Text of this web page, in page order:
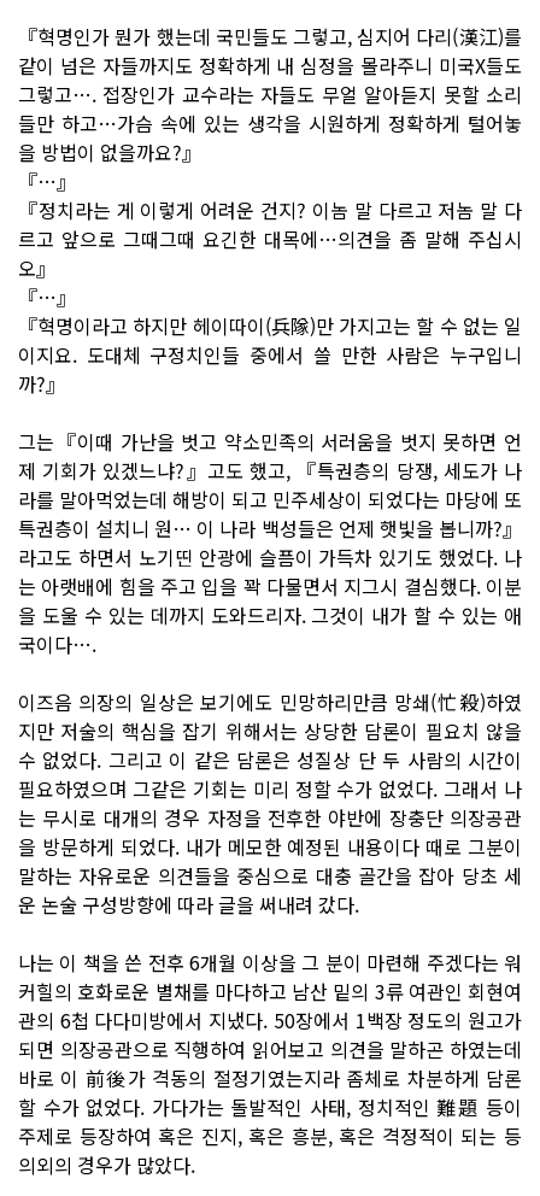
『혁명인가 뭔가 했는데 국민들도 그렇고, 심지어 다리(漢江)를
같이 넘은 자들까지도 정확하게 내 심정을 몰라주니 미국X들도
그렇고…. 접장인가 교수라는 자들도 무얼 알아듣지 못할 소리
들만 하고…가슴 속에 있는 생각을 시원하게 정확하게 털어놓
을 방법이 없을까요?』
『…』
『정치라는 게 이렇게 어려운 건지? 이놈 말 다르고 저놈 말 다
르고 앞으로 그때그때 요긴한 대목에…의견을 좀 말해 주십시
오』
『…』
『혁명이라고 하지만 헤이따이(兵隊)만 가지고는 할 수 없는 일
이지요. 도대체 구정치인들 중에서 쓸 만한 사람은 누구입니
까?』
그는『이때 가난을 벗고 약소민족의 서러움을 벗지 못하면 언
제 기회가 있겠느냐?』고도 했고, 『특권층의 당쟁, 세도가 나
라를 말아먹었는데 해방이 되고 민주세상이 되었다는 마당에 또
특권층이 설치니 원… 이 나라 백성들은 언제 햇빛을 봅니까?』
라고도 하면서 노기띤 안광에 슬픔이 가득차 있기도 했었다. 나
는 아랫배에 힘을 주고 입을 꽉 다물면서 지그시 결심했다. 이분
을 도울 수 있는 데까지 도와드리자. 그것이 내가 할 수 있는 애
국이다….
이즈음 의장의 일상은 보기에도 민망하리만큼 망쇄(忙殺)하였
지만 저술의 핵심을 잡기 위해서는 상당한 담론이 필요치 않을
수 없었다. 그리고 이 같은 담론은 성질상 단 두 사람의 시간이
필요하였으며 그같은 기회는 미리 정할 수가 없었다. 그래서 나
는 무시로 대개의 경우 자정을 전후한 야반에 장충단 의장공관
을 방문하게 되었다. 내가 메모한 예정된 내용이다 때로 그분이
말하는 자유로운 의견들을 중심으로 대충 골간을 잡아 당초 세
운 논술 구성방향에 따라 글을 써내려 갔다.
나는 이 책을 쓴 전후 6개월 이상을 그 분이 마련해 주겠다는 워
커힐의 호화로운 별채를 마다하고 남산 밑의 3류 여관인 회현여
관의 6첩 다다미방에서 지냈다. 50장에서 1백장 정도의 원고가
되면 의장공관으로 직행하여 읽어보고 의견을 말하곤 하였는데
바로 이 前後가 격동의 절정기였는지라 좀체로 차분하게 담론
할 수가 없었다. 가다가는 돌발적인 사태, 정치적인 難題 등이
주제로 등장하여 혹은 진지, 혹은 흥분, 혹은 격정적이 되는 등
의외의 경우가 많았다.